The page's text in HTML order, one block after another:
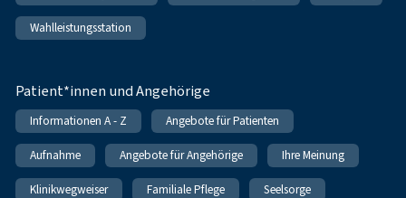
Wahlleistungsstation
Patient*innen und Angehörige
Informationen A - Z Angebote für Patienten
Aufnahme Angebote für Angehörige Ihre Meinung
Klinikwegweiser Familiale Pflege Seelsorge